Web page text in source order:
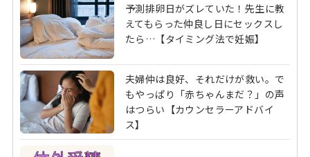
予測排卵日がズレていた！先生に教
えてもらった仲良し日にセックスし
たら…【タイミング法で妊娠】
夫婦仲は良好、それだけが救い。で
もやっぱり「赤ちゃんまだ？」の声
はつらい【カウンセラーアドバイ
ス】